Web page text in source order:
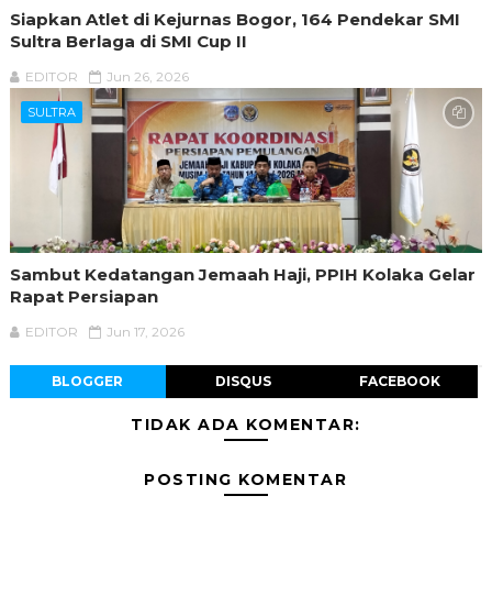
Siapkan Atlet di Kejurnas Bogor, 164 Pendekar SMI
Sultra Berlaga di SMI Cup II
EDITOR Jun 26, 2026
SULTRA
Sambut Kedatangan Jemaah Haji, PPIH Kolaka Gelar
Rapat Persiapan
EDITOR Jun 17, 2026
BLOGGER DISQUS FACEBOOK
TIDAK ADA KOMENTAR:
POSTING KOMENTAR